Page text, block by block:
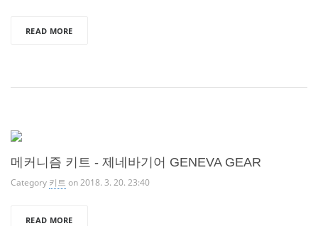
READ MORE
메커니즘 키트 - 제네바기어 GENEVA GEAR
Category 키트 on 2018. 3. 20. 23:40
READ MORE